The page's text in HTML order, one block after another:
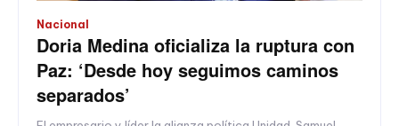
Nacional
Doria Medina oficializa la ruptura con
Paz: ‘Desde hoy seguimos caminos
separados’